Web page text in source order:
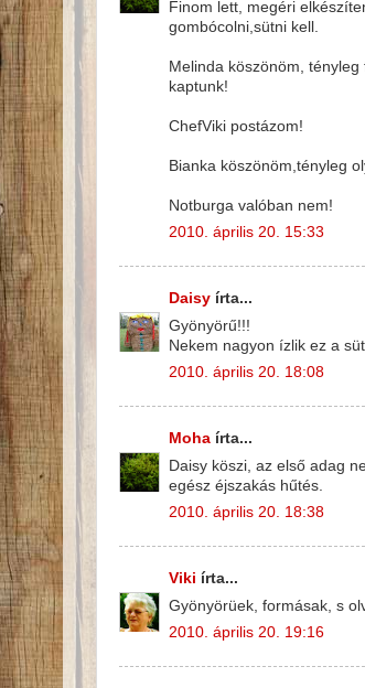
Finom lett, megéri
gombócolni,sütni kell.
Melinda köszönöm,
kaptunk!
ChefViki postázom!
Bianka köszönöm,tényleg
Notburga valóban nem!
2010. április 20. 15:33
Daisy írta...
Gyönyörű!!!
Nekem nagyon ízlik ez a
2010. április 20. 18:08
Moha írta...
Daisy köszi, az első adag
egész éjszakás hűtés.
2010. április 20. 18:38
Viki írta...
Gyönyörüek, formásak, s
2010. április 20. 19:16